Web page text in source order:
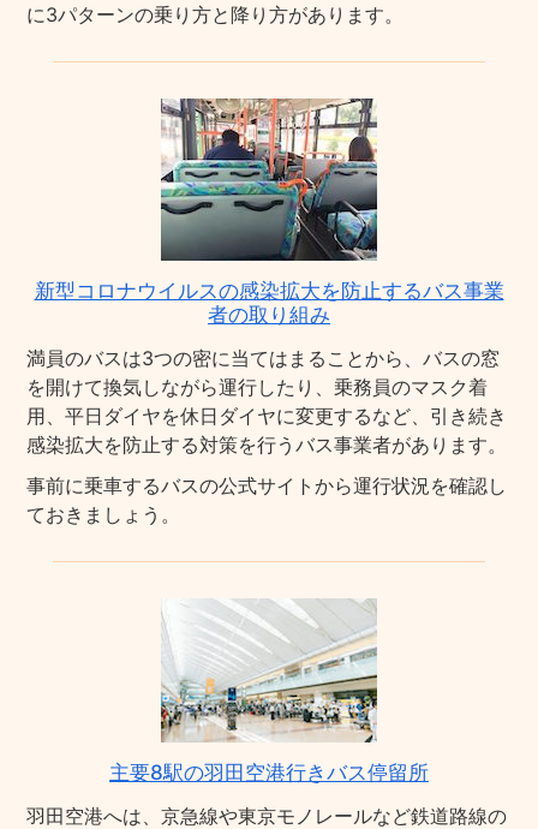
に3パターンの乗り方と降り方があります。
新型コロナウイルスの感染拡大を防止するバス事業
者の取り組み
満員のバスは3つの密に当てはまることから、バスの窓
を開けて換気しながら運行したり、乗務員のマスク着
用、平日ダイヤを休日ダイヤに変更するなど、引き続き
感染拡大を防止する対策を行うバス事業者があります。
事前に乗車するバスの公式サイトから運行状況を確認し
ておきましょう。
主要8駅の羽田空港行きバス停留所
羽田空港へは、京急線や東京モノレールなど鉄道路線の